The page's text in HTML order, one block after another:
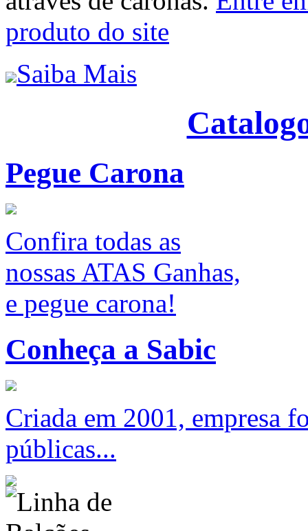
produto do site
Saiba Mais
Pegue Carona
Confira todas as
nossas ATAS Ganhas,
e pegue carona!
Conheça a Sabic
Criada em 2001, empresa
públicas...